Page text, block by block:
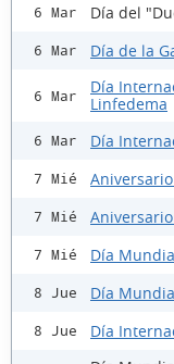
6 Mar Día del
6 Mar Día de la
6 Mar
Día
Linfedema
6 Mar Día
7 Mié
7 Mié
7 Mié Día
8 Jue Día
8 Jue Día